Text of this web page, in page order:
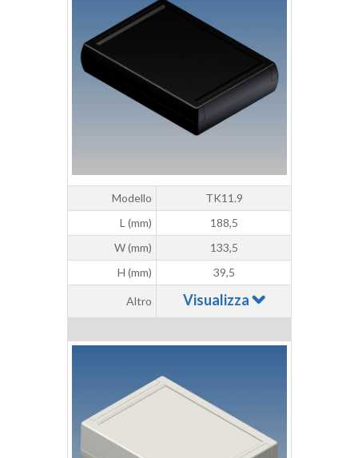
Modello
TK11.9
L (mm)
188,5
W (mm)
133,5
H (mm)
39,5
Altro Visualizza